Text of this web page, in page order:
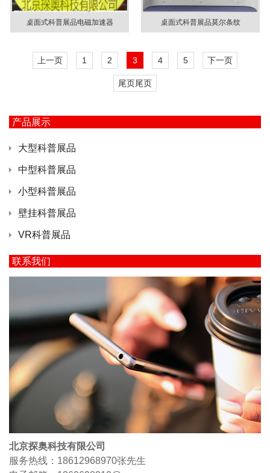
产品展示
大型科普展品
中型科普展品
小型科普展品
壁挂科普展品
VR科普展品
联系我们
北京探奥科技有限公司
服务热线：18612968970张先生
桌面式科普展品电磁加速器 桌面式科普展品莫尔条纹
1 2 3 4 5
尾页